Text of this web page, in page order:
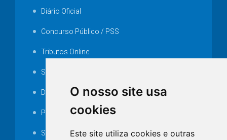
O nosso site usa
cookies
Este site utiliza cookies e outras
Diário Oficial
Concurso Público / PSS
Tributos Online
Serviços ISS-E
Decretos
Portarias
SAMAE